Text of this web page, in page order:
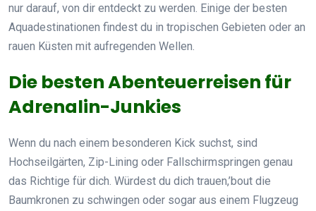
nur darauf, von dir entdeckt zu werden. Einige der besten
Aquadestinationen findest du in tropischen Gebieten oder an
rauen Küsten mit aufregenden Wellen.
Die besten Abenteuerreisen für
Adrenalin-Junkies
Wenn du nach einem besonderen Kick suchst, sind
Hochseilgärten, Zip-Lining oder Fallschirmspringen genau
das Richtige für dich. Würdest du dich trauen,’bout die
Baumkronen zu schwingen oder sogar aus einem Flugzeug